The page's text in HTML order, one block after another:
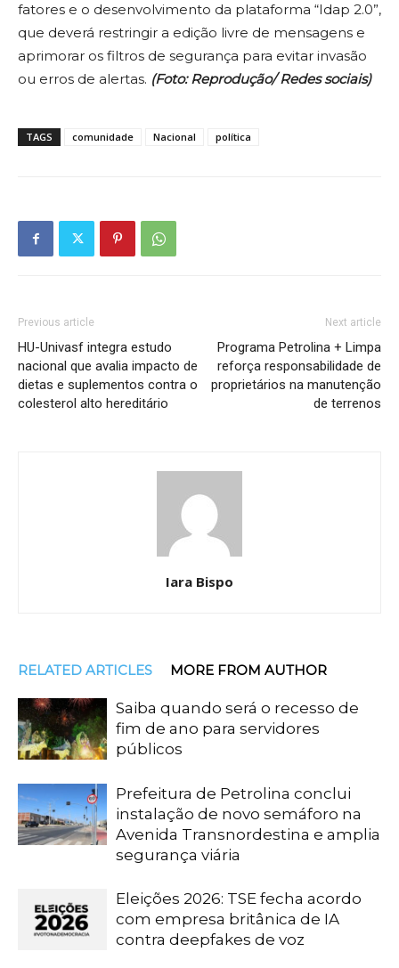
fatores e o desenvolvimento da plataforma “Idap 2.0”,
que deverá restringir a edição livre de mensagens e
aprimorar os filtros de segurança para evitar invasão
ou erros de alertas. (Foto: Reprodução/ Redes sociais)
TAGS comunidade Nacional política
Previous article
HU-Univasf integra estudo
nacional que avalia impacto de
dietas e suplementos contra o
colesterol alto hereditário
Next article
Programa Petrolina + Limpa
reforça responsabilidade de
proprietários na manutenção
de terrenos
Iara Bispo
RELATED ARTICLES MORE FROM AUTHOR
Saiba quando será o recesso de
fim de ano para servidores
públicos
Prefeitura de Petrolina conclui
instalação de novo semáforo na
Avenida Transnordestina e amplia
segurança viária
Eleições 2026: TSE fecha acordo
com empresa britânica de IA
contra deepfakes de voz